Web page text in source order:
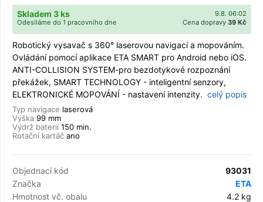
9.8. 06:02
Skladem 3 ks
Cena dopravy 39 Kč
Odesíláme do 1 pracovního dne
Robotický vysavač s 360° laserovou navigací a mopováním.
Ovládání pomocí aplikace ETA SMART pro Android nebo iOS.
ANTI-COLLISION SYSTEM-pro bezdotykové rozpoznání
překážek, SMART TECHNOLOGY - inteligentní senzory,
ELEKTRONICKÉ MOPOVÁNÍ - nastavení intenzity. celý popis
Typ navigace laserová
Výška 99 mm
Výdrž baterií 150 min.
Rotační kartáč ano
Objednací kód
93031
Značka
ETA
Hmotnost vč. obalu
4.2 kg